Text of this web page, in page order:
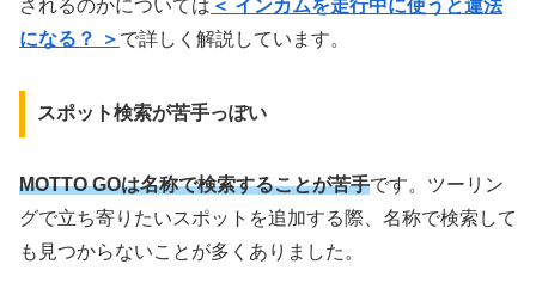
されるのかについては ＜ インカムを走行中に使うと違法
になる？ ＞ で詳しく解説しています。
スポット検索が苦手っぽい
MOTTO GOは名称で検索することが苦手です。ツーリン
グで立ち寄りたいスポットを追加する際、名称で検索して
も見つからないことが多くありました。